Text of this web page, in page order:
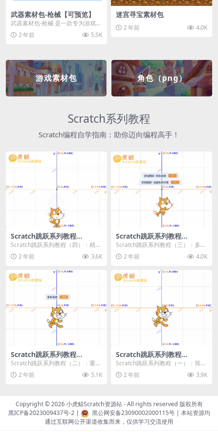
武器素材包-枪械【可预览】
武器素材包-枪械 是一款专为游戏开
发者和创作者设计的素材包，包含
多种高质量的枪械...
2 年前 5.5K
迷宫寻宝素材包
2 年前 4.0K
游戏素材包 角色（png）
Scratch系列教程
Scratch编程自学指南：助你迈向编程高手！
Scratch跳跃系列教程
（四）：精准着陆
Scratch跳跃系列教程（四）：精准
着陆 作者：小虎鲸Scratch资源站
... 2 年前 3.6K
Scratch跳跃系列教程
（三）：多段跳跃
Scratch跳跃系列教程（三）：多段
跳跃 作者：小虎鲸Scratch资源站
连...2 年前 4.0K
Scratch跳跃系列教程
（二）：重力跳跃
Scratch跳跃系列教程（二）：重力
跳跃 作者：小虎鲸Scratch资源站
按...2 年前 5.1K
Scratch跳跃系列教程
（一）：简单跳跃
Scratch跳跃系列教程（一）：简单
跳跃 作者：小虎鲸Scratch资源站
按...2 年前 3.9K
Copyright © 2026小虎鲸Scratch资源站- All rights reserved 版权所有
黑ICP备2023009437号-2| 黑公网安备23090002000115号| 本站资源均
通过互联网公开渠道收集而来，仅供学习交流使用